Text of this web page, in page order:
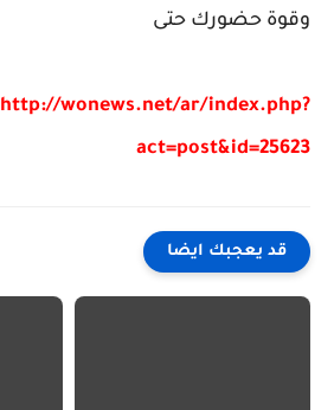
وقوة حضورك حتى
http://wonews.net/ar/index.php?
act=post&id=25623
قد يعجبك ايضا